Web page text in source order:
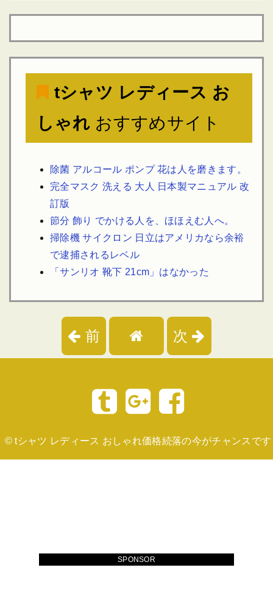
tシャツ レディース お
しゃれおすすめサイト
除菌 アルコール ポンプ 花は人を磨きます。
完全マスク 洗える 大人 日本製マニュアル 改
訂版
節分 飾り でかける人を、ほほえむ人へ。
掃除機 サイクロン 日立はアメリカなら余裕
で逮捕されるレベル
「サンリオ 靴下 21cm」はなかった
前 次
©tシャツ レディース おしゃれ価格続落の今がチャンスです
SPONSOR